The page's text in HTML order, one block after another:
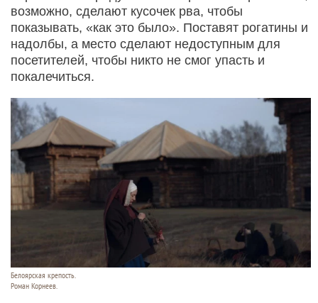
возможно, сделают кусочек рва, чтобы
показывать, «как это было». Поставят рогатины и
надолбы, а место сделают недоступным для
посетителей, чтобы никто не смог упасть и
покалечиться.
Белоярская крепость.
Роман Корнеев.